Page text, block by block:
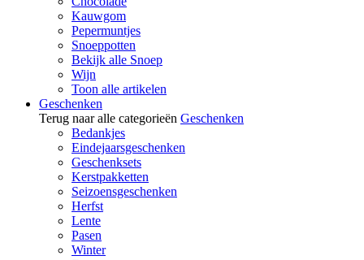
Kauwgom
Pepermuntjes
Snoeppotten
Bekijk alle Snoep
Wijn
Toon alle artikelen
Geschenken
Terug naar alle categorieën Geschenken
Bedankjes
Eindejaarsgeschenken
Geschenksets
Kerstpakketten
Seizoensgeschenken
Herfst
Lente
Pasen
Winter